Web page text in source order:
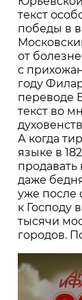
текст
победы в
от
с
году
переводе
текст во
А когда
языке в
даже
уже после
к Господу
тысячи
городов.